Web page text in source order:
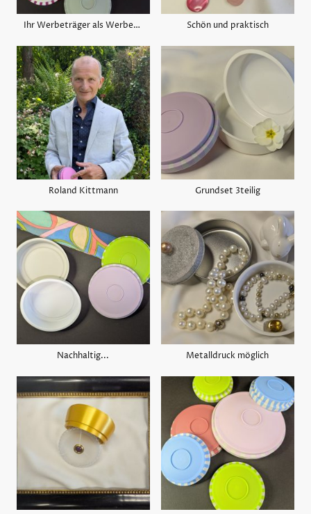
Ihr Werbeträger als Werbegeschenk Schön und praktisch
Roland Kittmann Grundset 3teilig
Nachhaltig... Metalldruck möglich